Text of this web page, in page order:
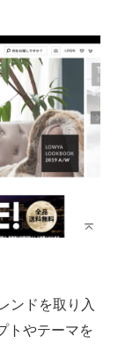
ンドを取り入
トやテーマを